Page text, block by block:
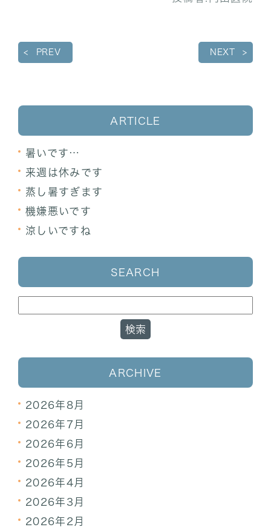
PREV NEXT
ARTICLE
暑いです…
来週は休みです
蒸し暑すぎます
機嫌悪いです
涼しいですね
SEARCH
ARCHIVE
2026年8月
2026年7月
2026年6月
2026年5月
2026年4月
2026年3月
2026年2月